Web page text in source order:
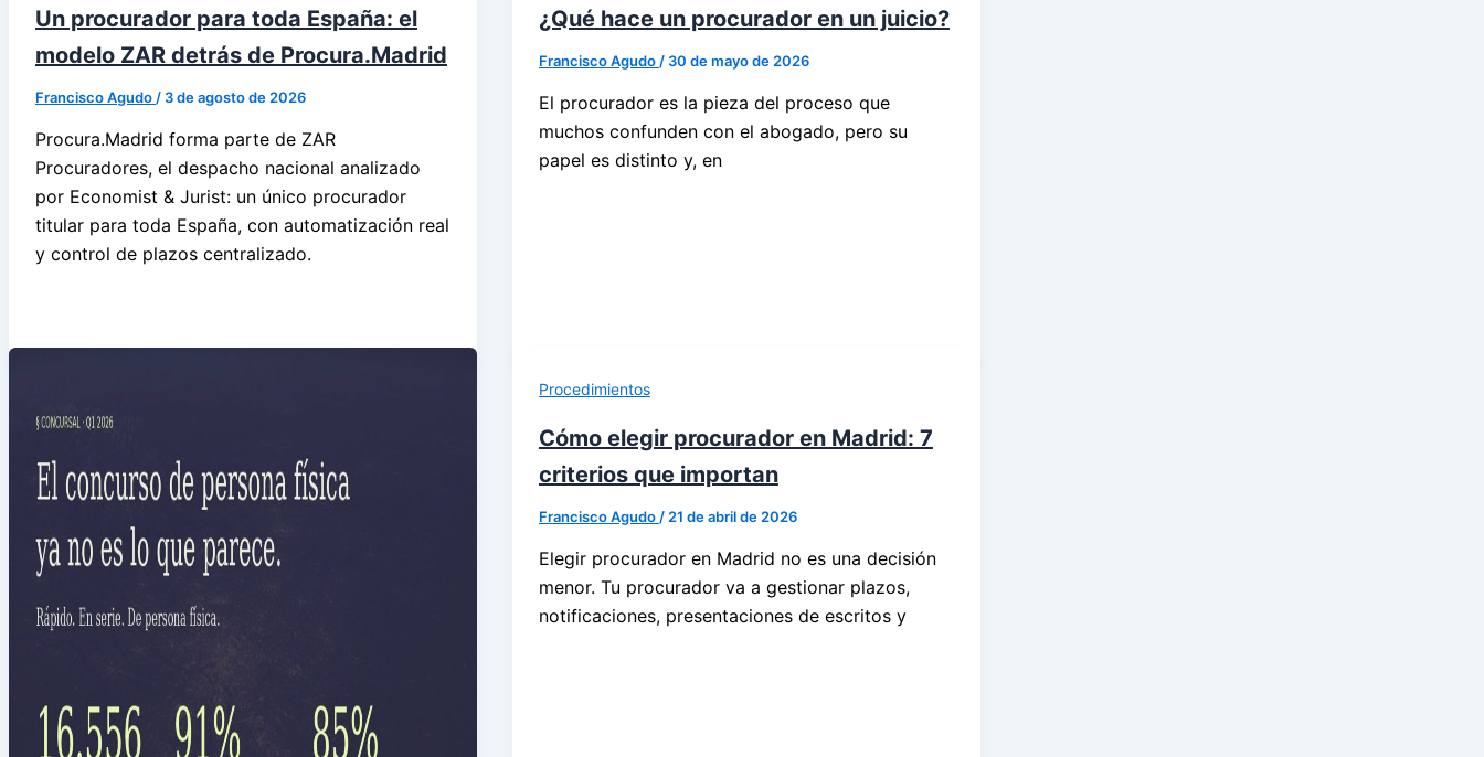
Un procurador para toda España: el
modelo ZAR detrás de Procura.Madrid
Francisco Agudo / 3 de agosto de 2026
Procura.Madrid forma parte de ZAR
Procuradores, el despacho nacional analizado
por Economist & Jurist: un único procurador
titular para toda España, con automatización real
y control de plazos centralizado.
¿Qué hace un procurador en un juicio?
Francisco Agudo / 30 de mayo de 2026
El procurador es la pieza del proceso que
muchos confunden con el abogado, pero su
papel es distinto y, en
Procedimientos
Cómo elegir procurador en Madrid: 7
criterios que importan
Francisco Agudo / 21 de abril de 2026
Elegir procurador en Madrid no es una decisión
menor. Tu procurador va a gestionar plazos,
notificaciones, presentaciones de escritos y